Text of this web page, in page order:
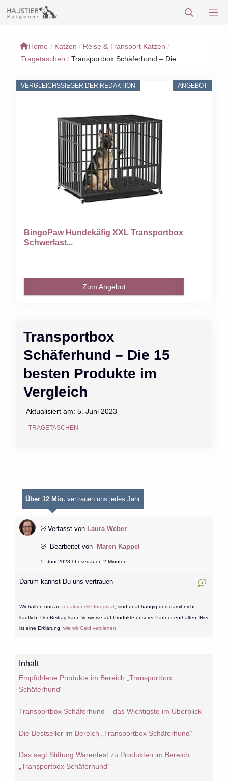
Inhalt
Home / Katzen / Reise & Transport Katzen /
Tragetaschen / Transportbox Schäferhund – Die...
Transportbox
Schäferhund – Die 15
besten Produkte im
Vergleich
Aktualisiert am: 5. Juni 2023
TRAGETASCHEN
ANGEBOT
VERGLEICHSSIEGER DER REDAKTION
BingoPaw Hundekäfig XXL Transportbox
Schwerlast...
Zum Angebot
Über 12 Mio. vertrauen uns jedes Jahr
Verfasst von Laura Weber
Bearbeitet von Maren Kappel
5. Juni 2023 / Lesedauer: 2 Minuten
Darum kannst Du uns vertrauen
Wir halten uns an redaktionelle Integrität, sind unabhängig und damit nicht
käuflich. Der Beitrag kann Verweise auf Produkte unserer Partner enthalten. Hier
ist eine Erklärung, wie wir Geld verdienen
Inhalt
Empfohlene Produkte im Bereich „Transportbox
Schäferhund“
Transportbox Schäferhund – das Wichtigste im Überblick
Die Bestseller im Bereich „Transportbox Schäferhund“
Das sagt Stiftung Warentest zu Produkten im Bereich
„Transportbox Schäferhund“